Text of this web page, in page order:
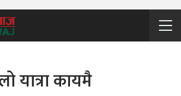
यात्रा कायमै